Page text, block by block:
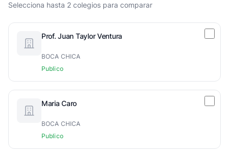
Selecciona hasta 2 colegios para comparar
Prof. Juan Taylor Ventura
BOCA CHICA
Publico
Maria Caro
BOCA CHICA
Publico